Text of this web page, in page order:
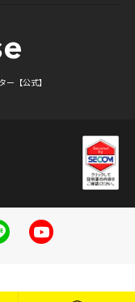
ー【公式】